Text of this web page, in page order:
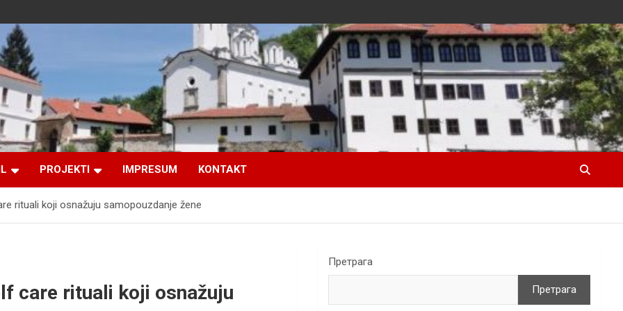
PROJEKTI IMPRESUM KONTAKT
rituali koji osnažuju samopouzdanje žene
care rituali koji osnažuju
Претрага
Претрага